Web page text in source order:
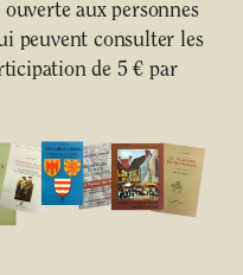
aux personnes
peuvent consulter les
de 5 € par